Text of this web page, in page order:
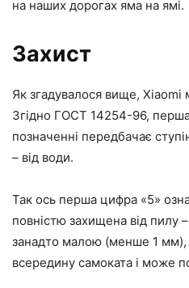
на наших дорогах яма на ямі.
Захист
Як згадувалося вище, Xiaomi
Згідно ГОСТ 14254-96,
позначенні передбачає
– від води.
Так ось перша цифра «5»
повністю захищена від пилу
занадто малою (менше 1 мм),
всередину самоката і може